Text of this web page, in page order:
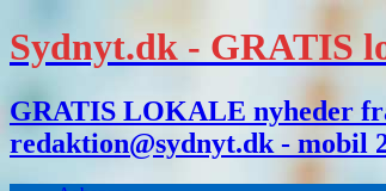
Sydnyt.dk - GRATIS
GRATIS LOKALE nyheder
redaktion@sydnyt.dk - mobil